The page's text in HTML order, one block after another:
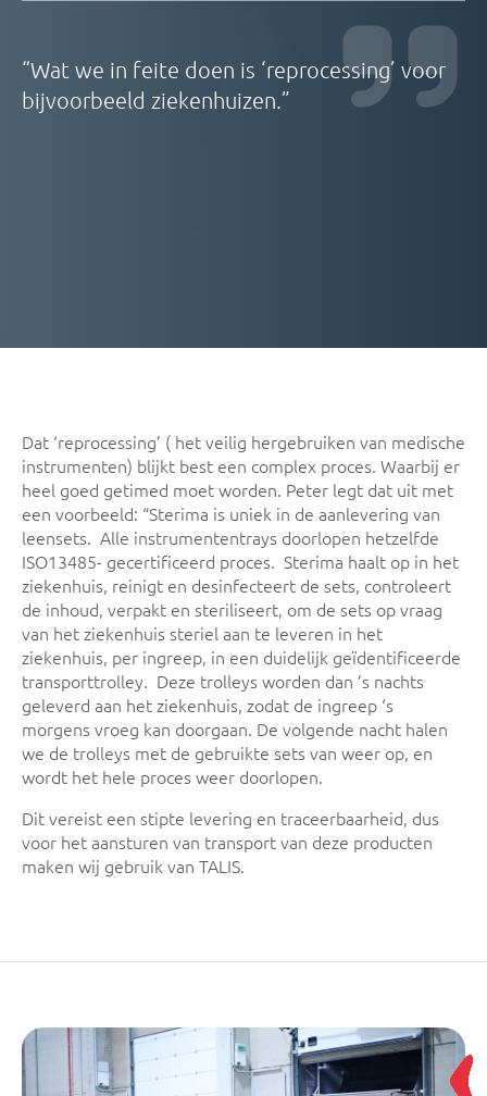
“Wat we in feite doen is ‘reprocessing’ voor
bijvoorbeeld ziekenhuizen.”
Dat ‘reprocessing’ ( het veilig hergebruiken van medische
instrumenten) blijkt best een complex proces. Waarbij er
heel goed getimed moet worden. Peter legt dat uit met
een voorbeeld: “Sterima is uniek in de aanlevering van
leensets. Alle instrumententrays doorlopen hetzelfde
ISO13485- gecertificeerd proces. Sterima haalt op in het
ziekenhuis, reinigt en desinfecteert de sets, controleert
de inhoud, verpakt en steriliseert, om de sets op vraag
van het ziekenhuis steriel aan te leveren in het
ziekenhuis, per ingreep, in een duidelijk geïdentificeerde
transporttrolley. Deze trolleys worden dan ’s nachts
geleverd aan het ziekenhuis, zodat de ingreep ‘s
morgens vroeg kan doorgaan. De volgende nacht halen
we de trolleys met de gebruikte sets van weer op, en
wordt het hele proces weer doorlopen.
Dit vereist een stipte levering en traceerbaarheid, dus
voor het aansturen van transport van deze producten
maken wij gebruik van TALIS.